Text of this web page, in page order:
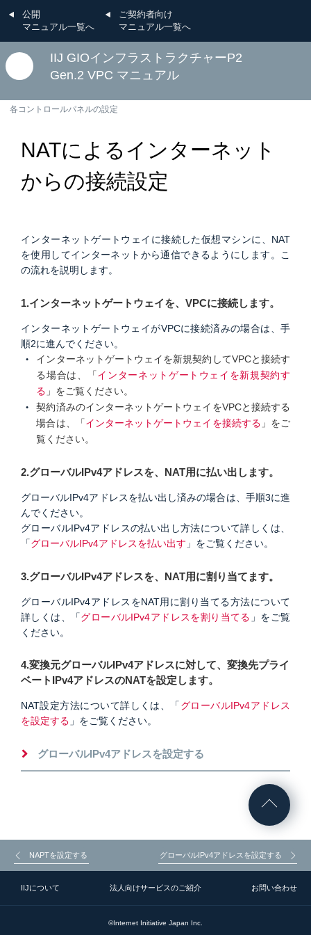
公開
マニュアル一覧へ
ご契約者向け
マニュアル一覧へ
IIJ GIOインフラストラクチャーP2
Gen.2 VPC マニュアル
各コントロールパネルの設定
NATによるインターネット
からの接続設定
インターネットゲートウェイに接続した仮想マシンに、NAT
を使用してインターネットから通信できるようにします。こ
の流れを説明します。
1.インターネットゲートウェイを、VPCに接続します。
インターネットゲートウェイがVPCに接続済みの場合は、手
順2に進んでください。
インターネットゲートウェイを新規契約してVPCと接続す
る場合は、「インターネットゲートウェイを新規契約す
る 」をご覧ください。
契約済みのインターネットゲートウェイをVPCと接続する
場合は、「インターネットゲートウェイを接続する 」をご
覧ください。
2.グローバルIPv4アドレスを、NAT用に払い出します。
グローバルIPv4アドレスを払い出し済みの場合は、手順3に進
んでください。
グローバルIPv4アドレスの払い出し方法について詳しくは、
「グローバルIPv4アドレスを払い出す 」をご覧ください。
3.グローバルIPv4アドレスを、NAT用に割り当てます。
グローバルIPv4アドレスをNAT用に割り当てる方法について
詳しくは、「グローバルIPv4アドレスを割り当てる 」をご覧
ください。
4.変換元グローバルIPv4アドレスに対して、変換先プライ
ベートIPv4アドレスのNATを設定します。
NAT設定方法について詳しくは、「 グローバルIPv4アドレス
を設定する 」をご覧ください。
グローバルIPv4アドレスを設定する
NAPTを設定する グローバルIPv4アドレスを設定する
IIJについて 法人向けサービスのご紹介 お問い合わせ
©Internet Initiative Japan Inc.